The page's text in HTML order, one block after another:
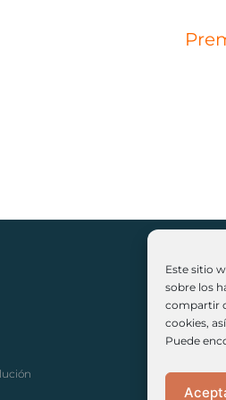
Este sitio
sobre los
compartir
cookies,
Puede